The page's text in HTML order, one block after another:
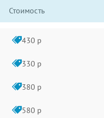
Стоимость
430 р
330 р
380 р
580 р